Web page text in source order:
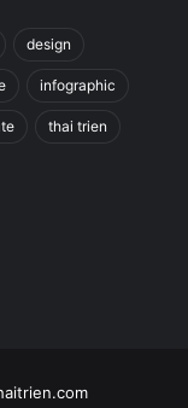
design
infographic
thai trien